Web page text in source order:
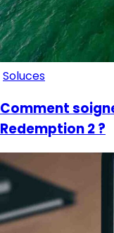
Soluces
Comment
Redemption 2 ?